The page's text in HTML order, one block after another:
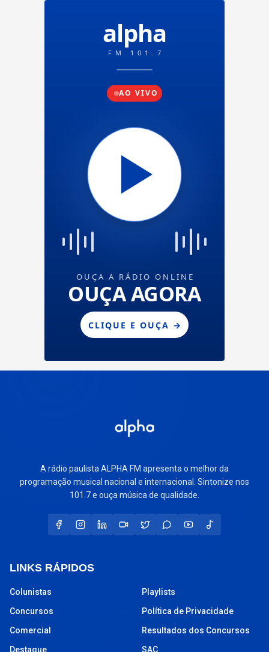
A rádio paulista ALPHA FM apresenta o melhor da
programação musical nacional e internacional. Sintonize nos
101.7 e ouça música de qualidade.
LINKS RÁPIDOS
Colunistas
Concursos
Comercial
Destaque
Playlists
Política de Privacidade
Resultados dos Concursos
SAC